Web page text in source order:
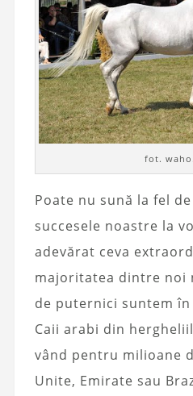
fot.
Poate nu sună la fel
succesele noastre la
adevărat ceva
majoritatea dintre noi
de puternici suntem
Caii arabi din
vând pentru milioane
Unite, Emirate sau